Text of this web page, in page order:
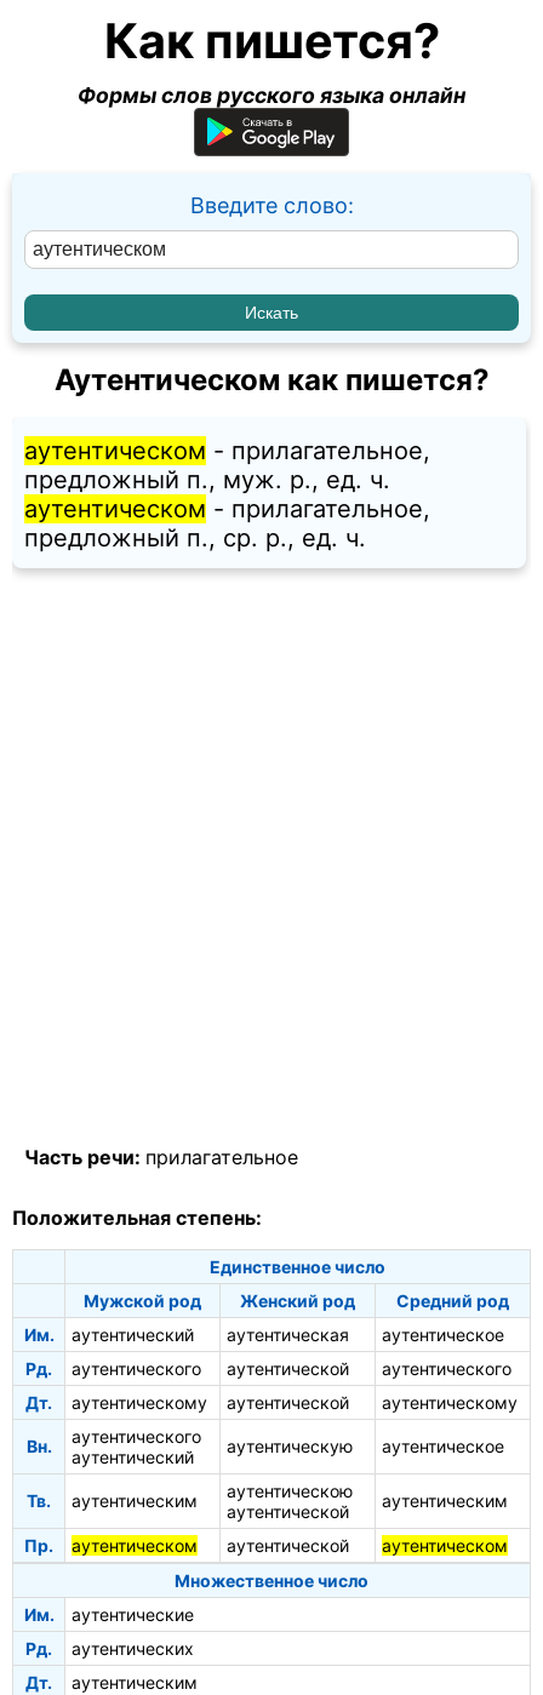
Как пишется?
Формы слов русского языка онлайн
Введите слово:
Аутентическом как пишется?
аутентическом - прилагательное,
предложный п., муж. p., ед. ч.
аутентическом - прилагательное,
предложный п., ср. p., ед. ч.
Часть речи: прилагательное
Положительная степень:
Единственное число
Мужской род
Женский род
Средний род
Им.
аутентический аутентическая
аутентическое
Рд.
аутентического аутентической
аутентического
Дт.
аутентическому аутентической аутентическому
Вн.
аутентического
аутентический
аутентическую аутентическое
Тв. аутентическим
аутентическою
аутентической
аутентическим
Пр. аутентическом аутентической
аутентическом
Множественное число
Им.
аутентические
Рд.
аутентических
Дт.
аутентическим